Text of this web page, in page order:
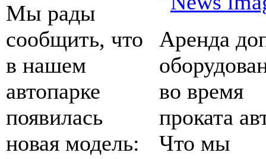
Мы рады
сообщить, что
в нашем
автопарке
появилась
новая модель:
Аренда
во время
проката
Что мы